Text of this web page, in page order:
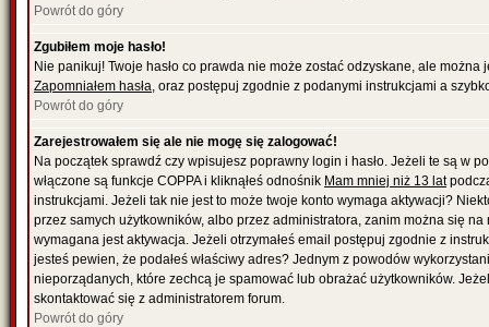
Powrót do góry
Zgubiłem moje hasło!
Nie panikuj! Twoje hasło co prawda nie może zostać odzyskane, ale
Zapomniałem hasła, oraz postępuj zgodnie z podanymi instrukcjami a
Powrót do góry
Zarejestrowałem się ale nie mogę się zalogować!
Na początek sprawdź czy wpisujesz poprawny login i hasło. Jeżeli te są w
włączone są funkcje COPPA i kliknąłeś odnośnik Mam mniej niż 13 lat
instrukcjami. Jeżeli tak nie jest to może twoje konto wymaga aktywacji?
przez samych użytkowników, albo przez administratora, zanim można się
wymagana jest aktywacja. Jeżeli otrzymałeś email postępuj zgodnie z
jesteś pewien, że podałeś właściwy adres? Jednym z powodów
nieporządanych, które zechcą je spamować lub obrażać użytkowników.
skontaktować się z administratorem forum.
Powrót do góry